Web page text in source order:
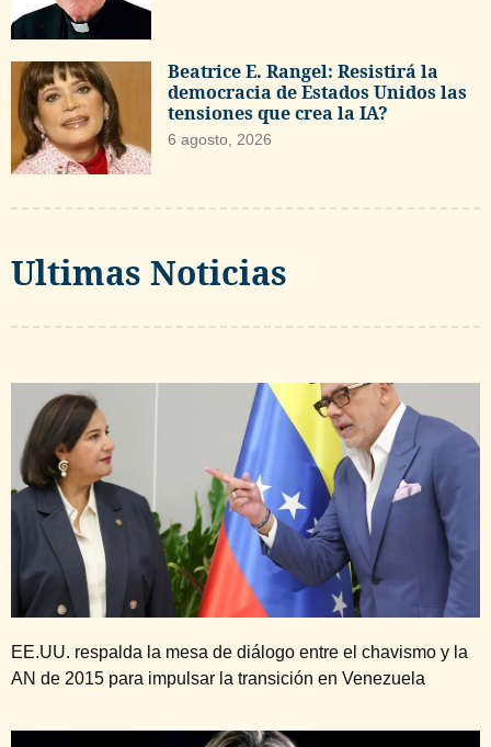
Beatrice E. Rangel: Resistirá la
democracia de Estados Unidos las
tensiones que crea la IA?
6 agosto, 2026
Ultimas Noticias
EE.UU. respalda la mesa de diálogo entre el chavismo y la
AN de 2015 para impulsar la transición en Venezuela